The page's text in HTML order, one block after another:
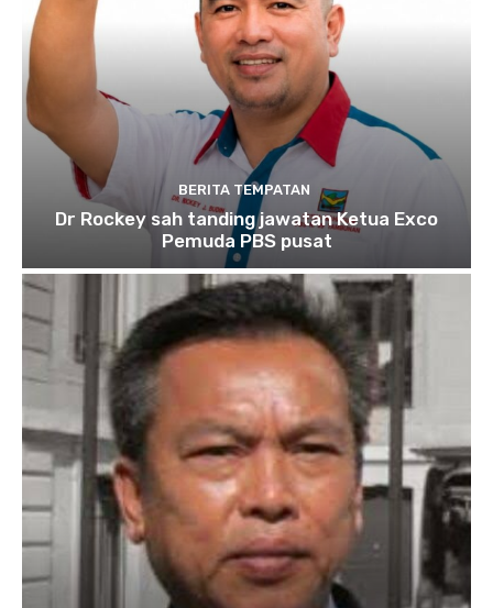
BERITA TEMPATAN
Dr Rockey sah tanding jawatan Ketua Exco
Pemuda PBS pusat